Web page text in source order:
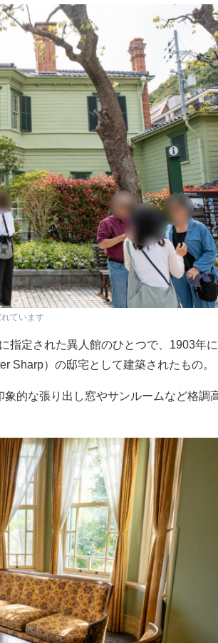
ています
指定された異人館のひとつで、1903年に
Sharp）の邸宅として建築されたもの。
的な張り出し窓やサンルームなど格調